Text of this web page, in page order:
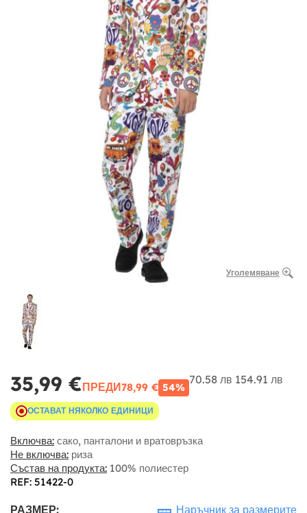
Уголемяване
35,99 €ПРЕДИ78,99 € 54%
70.58 лв 154.91 лв
ОСТАВАТ НЯКОЛКО ЕДИНИЦИ
Включва: сако, панталони и вратовръзка
Не включва: риза
Състав на продукта: 100% полиестер
REF: 51422-0
РАЗМЕР: Наръчник за размерите